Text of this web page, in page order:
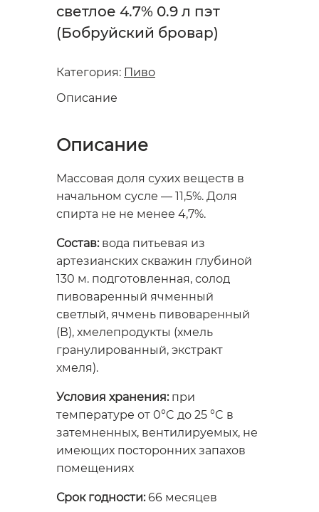
светлое 4.7% 0.9 л пэт
(Бобруйский бровар)
Категория: Пиво
Описание
Описание
Массовая доля сухих веществ в
начальном сусле — 11,5%. Доля
спирта не не менее 4,7%.
Состав: вода питьевая из
артезианских скважин глубиной
130 м. подготовленная, солод
пивоваренный ячменный
светлый, ячмень пивоваренный
(В), хмелепродукты (хмель
гранулированный, экстракт
хмеля).
Условия хранения:при
температуре от 0°C до 25 °C в
затемненных, вентилируемых, не
имеющих посторонних запахов
помещениях
Срок годности:66 месяцев